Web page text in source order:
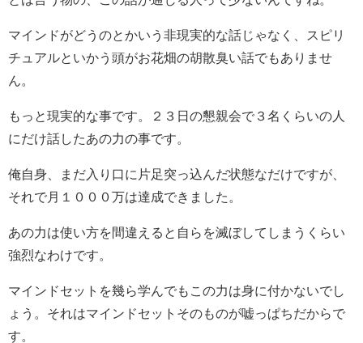
マインドがどうのとかいう非現実的な話じゃなく、スピリ
チュアルといかう頭がお花畑の胡散臭い話でもありませ
ん。
もっと現実的な事です。２３日の懇親会で３名くらいの人
にだけ話したあの力の事です。
俺自身、まだ入り口に片足突っ込んだ状態なだけですが、
それで月１０００万は達成できました。
あの力は使い方を間違えると自らを滅ぼしてしまうくらい
強烈なわけです。
マインドセットを幾ら学んでもこの力は身に付かないでし
ょう。それはマインドセットそのものが嘘っぱちだからで
す。